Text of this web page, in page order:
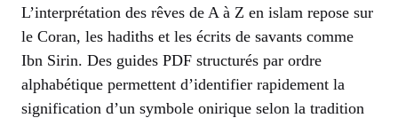
L’interprétation des rêves de A à Z en islam repose sur
le Coran, les hadiths et les écrits de savants comme
Ibn Sirin. Des guides PDF structurés par ordre
alphabétique permettent d’identifier rapidement la
signification d’un symbole onirique selon la tradition